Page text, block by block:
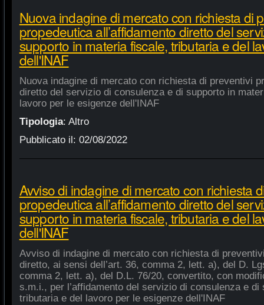
Nuova indagine di mercato con richiesta di
propedeutica all’affidamento diretto del
supporto in materia fiscale, tributaria e del
dell'INAF
Nuova indagine di mercato con richiesta di preventivi
diretto del servizio di consulenza e di supporto in
lavoro per le esigenze dell'INAF
Tipologia: Altro
Pubblicato il: 02/08/2022
Avviso di indagine di mercato con richiesta
propedeutica all’affidamento diretto del
supporto in materia fiscale, tributaria e del
dell'INAF
Avviso di indagine di mercato con richiesta di
diretto, ai sensi dell’art. 36, comma 2, lett. a), del D.
comma 2, lett. a), del D.L. 76/20, convertito, con
s.m.i., per l’affidamento del servizio di consulenza e
tributaria e del lavoro per le esigenze dell'INAF